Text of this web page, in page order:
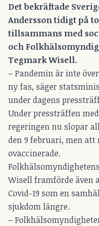
Det bekräftade
Andersson tidigt på
tillsammans med
och
Tegmark Wisell.
– Pandemin är inte
ny fas, säger
under dagens
Under pressträffen
regeringen nu slopar
den 9 februari, men
ovaccinerade.
Wisell framförde även
Covid-19 som en
sjukdom längre.
–